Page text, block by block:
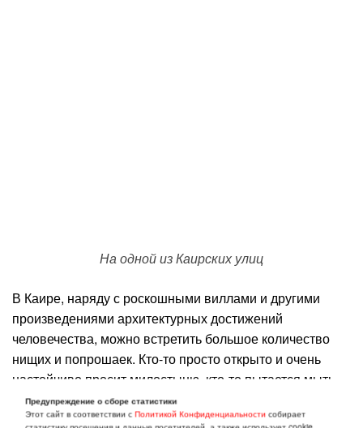
На одной из Каирских улиц
В Каире, наряду с роскошными виллами и другими
произведениями архитектурных достижений
человечества, можно встретить большое количество
нищих и попрошаек. Кто-то просто открыто и очень
настойчиво просит милостыню, кто-то пытается мыть
машины, кто-то продаёт какие-нибудь ненужные
мелочи наподобие бумажных платочков,
Предупреждение о сборе статистики
Этот сайт в соответствии сПолитикой Конфиденциальности собирает